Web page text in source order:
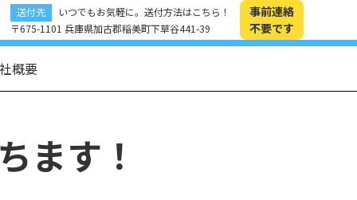
送付先
いつでもお気軽に。送付方法はこちら！
〒675-1101 兵庫県加古郡稲美町下草谷441-39
事前連絡
不要です
概要
ます！